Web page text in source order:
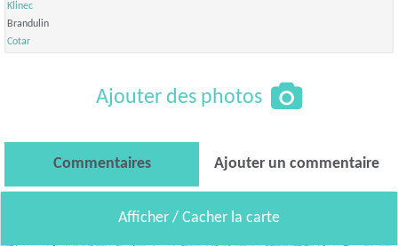
Klinec
Brandulin
Cotar
Ajouter des photos
Commentaires Ajouter un commentaire
Afficher / Cacher la carte